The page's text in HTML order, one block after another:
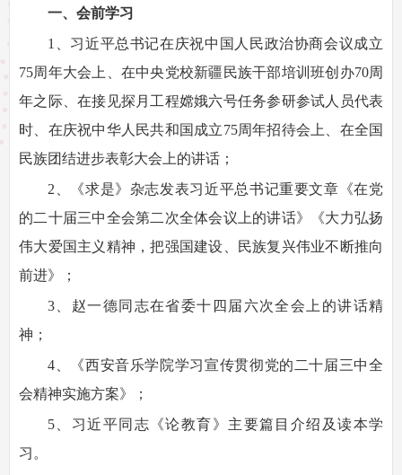
一、会前学习
1、习近平总书记在庆祝中国人民政治协商会议成立
75周年大会上、在中央党校新疆民族干部培训班创办70周
年之际、在接见探月工程嫦娥六号任务参研参试人员代表
时、在庆祝中华人民共和国成立75周年招待会上、在全国
民族团结进步表彰大会上的讲话；
2、《求是》杂志发表习近平总书记重要文章《在党
的二十届三中全会第二次全体会议上的讲话》《大力弘扬
伟大爱国主义精神，把强国建设、民族复兴伟业不断推向
前进》；
3、赵一德同志在省委十四届六次全会上的讲话精
神；
4、《西安音乐学院学习宣传贯彻党的二十届三中全
会精神实施方案》；
5、习近平同志《论教育》主要篇目介绍及读本学
习。